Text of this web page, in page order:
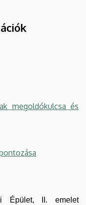
megoldókulcsa és
Épület, II. emelet